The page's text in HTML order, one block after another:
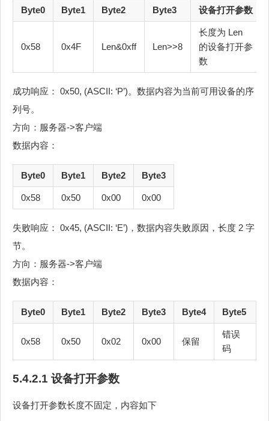
Byte0 Byte1 Byte2 Byte3 设备打开参数
0x58 0x4F Len&0xff Len>>8
长度为 Len
的设备打开参
数
成功响应： 0x50, (ASCII: ‘P’)。数据内容为当前可用设备的序
列号。
方向：服务器->客户端
数据内容：
Byte0 Byte1 Byte2 Byte3
0x58 0x50 0x00 0x00
失败响应： 0x45, (ASCII: ‘E’)，数据内容失败原因，长度 2 字
节。
方向：服务器->客户端
数据内容：
Byte0 Byte1 Byte2 Byte3 Byte4 Byte5
0x58 0x50 0x02 0x00 保留
错误
码
5.4.2.1 设备打开参数
设备打开参数长度不固定，内容如下